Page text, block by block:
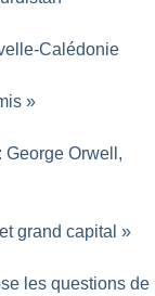
Calédonie
»
George Orwell,
grand capital »
les questions de